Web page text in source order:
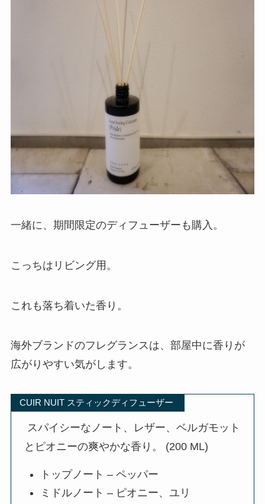
一緒に、期間限定のディフューザーも購入。
こっちはリビング用。
これも落ち着いた香り。
海外ブランドのフレグランスは、部屋中に香りが
広がりやすい気がします。
CUIR NUIT スティックディフューザー
スパイシーなノート、レザー、ベルガモット
とピオニーの爽やかな香り。 (200 ML)
トップノート – ペッパー
ミドルノート – ピオニー、ユリ